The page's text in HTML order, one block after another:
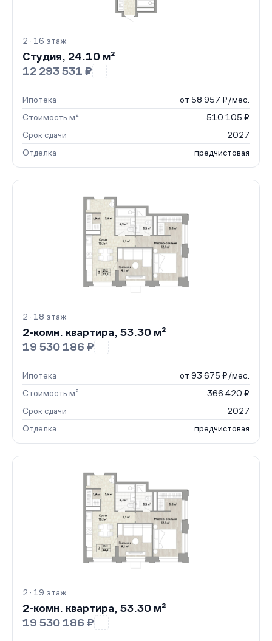
2 · 16 этаж
Студия, 24.10 м²
12 293 531 ₽
Ипотека
от 58 957 ₽/мес.
Стоимость м²
510 105 ₽
Срок сдачи
2027
Отделка
предчистовая
2 · 18 этаж
2-комн. квартира, 53.30 м²
19 530 186 ₽
Ипотека
от 93 675 ₽/мес.
Стоимость м²
366 420 ₽
Срок сдачи
2027
Отделка
предчистовая
2 · 19 этаж
2-комн. квартира, 53.30 м²
19 530 186 ₽